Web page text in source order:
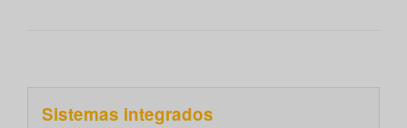
Sistemas integrados